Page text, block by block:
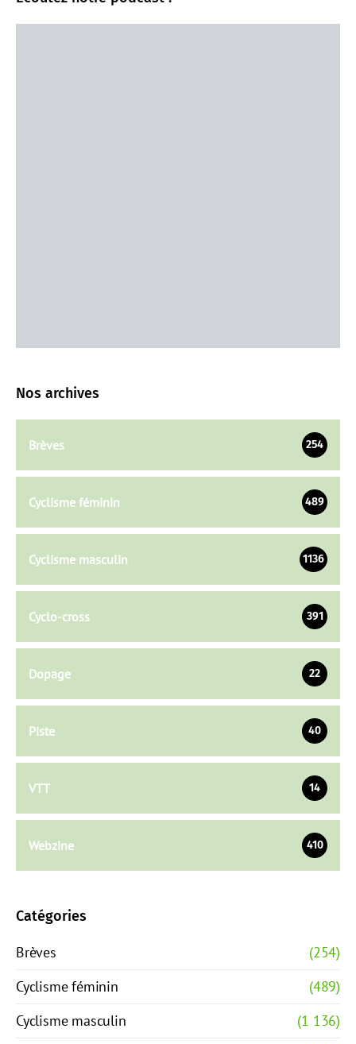
Nos archives
Brèves 254
Cyclisme féminin 489
Cyclisme masculin 1136
Cyclo-cross 391
Dopage 22
Piste 40
VTT 14
Webzine 410
Catégories
Brèves
(254)
Cyclisme féminin
(489)
Cyclisme masculin
(1 136)